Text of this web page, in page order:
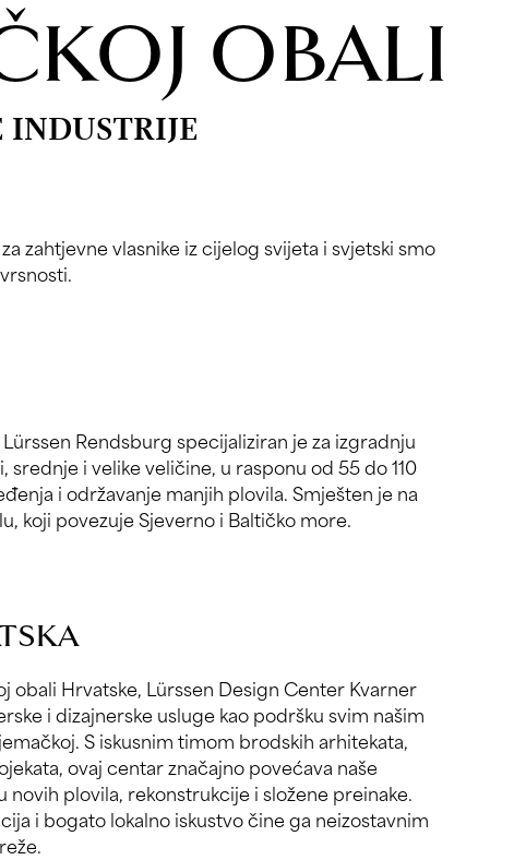
OBALI
INDUSTRIJE
Rendsburg specijaliziran je za izgradnju
srednje i velike veličine, u rasponu od 55 do 110
i održavanje manjih plovila. Smješten je na
koji povezuje Sjeverno i Baltičko more.
obali Hrvatske, Lürssen Design Center Kvarner
i dizajnerske usluge kao podršku svim našim
S iskusnim timom brodskih arhitekata,
ovaj centar značajno povećava naše
novih plovila, rekonstrukcije i složene preinake.
i bogato lokalno iskustvo čine ga neizostavnim